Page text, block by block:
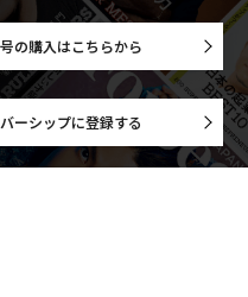
の購入はこちらから
ーシップに登録する